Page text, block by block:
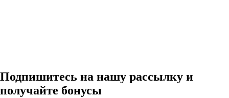
Подпишитесь на нашу рассылку и
получайте бонусы